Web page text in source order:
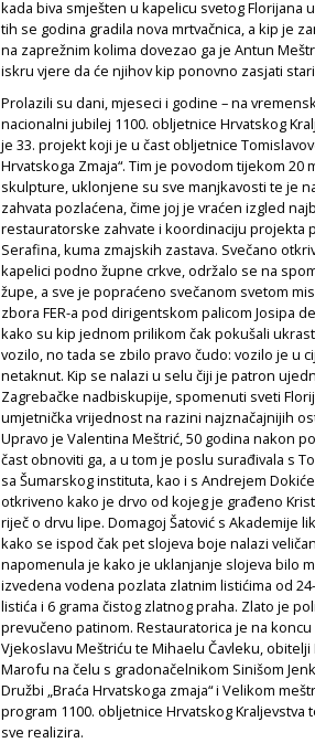
kada biva smješten u kapelicu svetog Florijana
tih se godina gradila nova mrtvačnica, a kip je
na zaprežnim kolima dovezao ga je Antun
iskru vjere da će njihov kip ponovno zasjati
Prolazili su dani, mjeseci i godine – na
nacionalni jubilej 1100. obljetnice Hrvatskog
je 33. projekt koji je u čast obljetnice
Hrvatskoga Zmaja“. Tim je povodom tijekom
skulpture, uklonjene su sve manjkavosti te je
zahvata pozlaćena, čime joj je vraćen izgled
restauratorske zahvate i koordinaciju projekta
Serafina, kuma zmajskih zastava. Svečano
kapelici podno župne crkve, održalo se na
župe, a sve je popraćeno svečanom svetom
zbora FER-a pod dirigentskom palicom Josipa
kako su kip jednom prilikom čak pokušali
vozilo, no tada se zbilo pravo čudo: vozilo je u
netaknut. Kip se nalazi u selu čiji je patron
Zagrebačke nadbiskupije, spomenuti sveti
umjetnička vrijednost na razini najznačajnijih
Upravo je Valentina Meštrić, 50 godina nakon
čast obnoviti ga, a u tom je poslu surađivala s
sa Šumarskog instituta, kao i s Andrejem
otkriveno kako je drvo od kojeg je građeno
riječ o drvu lipe. Domagoj Šatović s Akademije
kako se ispod čak pet slojeva boje nalazi
napomenula je kako je uklanjanje slojeva bilo
izvedena vodena pozlata zlatnim listićima od
listića i 6 grama čistog zlatnog praha. Zlato je
prevučeno patinom. Restauratorica je na
Vjekoslavu Meštriću te Mihaelu Čavleku,
Marofu na čelu s gradonačelnikom Sinišom
Družbi „Braća Hrvatskoga zmaja“ i Velikom
program 1100. obljetnice Hrvatskog
sve realizira.